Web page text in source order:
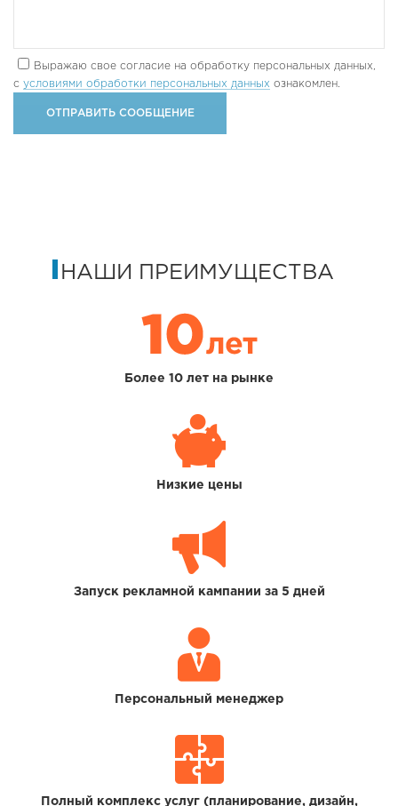
Выражаю свое согласие на обработку персональных данных,
с условиями обработки персональных данных ознакомлен.
НАШИ ПРЕИМУЩЕСТВА
Более 10 лет на рынке
Низкие цены
Запуск рекламной кампании за 5 дней
Персональный менеджер
Полный комплекс услуг (планирование, дизайн,